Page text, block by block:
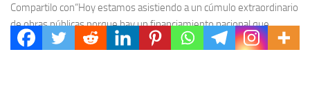
Compartilo con“Hoy estamos asistiendo a un cúmulo extraordinario
de obras públicas porque hay un financiamiento nacional que
permite liberar fondos provinciales y planificar aspectos de...